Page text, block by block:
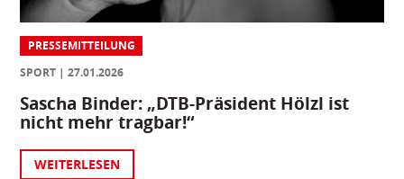
PRESSEMITTEILUNG
SPORT
27.01.2026
Sascha Binder: „DTB-Präsident Hölzl ist
nicht mehr tragbar!“
WEITERLESEN